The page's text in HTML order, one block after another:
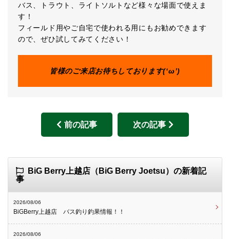
バス、トラウト、ライトソルトなど様々な場面で使えま
す！
フィールド用やご自宅で使われる用にもお勧めできます
ので、ぜひ試してみてください！
皆様のご来店お待ちしております(‘ω’)
前の記事 次の記事
BiG Berry上越店（BiG Berry Joetsu）の新着記
事
2026/08/06
BiGBerry上越店 バス釣り釣果情報！！
2026/08/06